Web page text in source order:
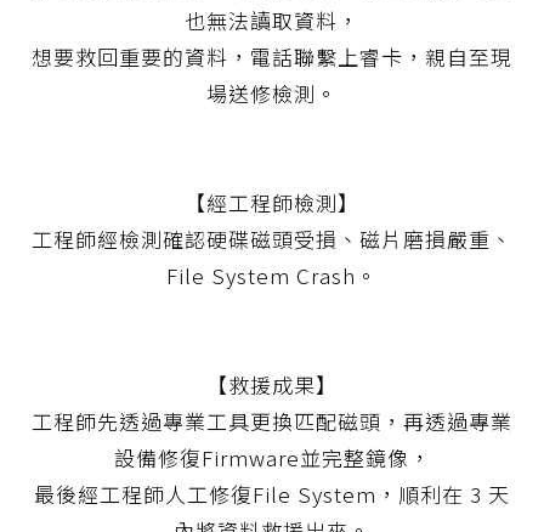
也無法讀取資料，
想要救回重要的資料，電話聯繫上睿卡，親自至現
場送修檢測。
【經工程師檢測】
工程師經檢測確認硬碟磁頭受損、磁片磨損嚴重、
File System Crash。
【救援成果】
工程師先透過專業工具更換匹配磁頭，再透過專業
設備修復Firmware並完整鏡像，
最後經工程師人工修復File System，順利在 3 天